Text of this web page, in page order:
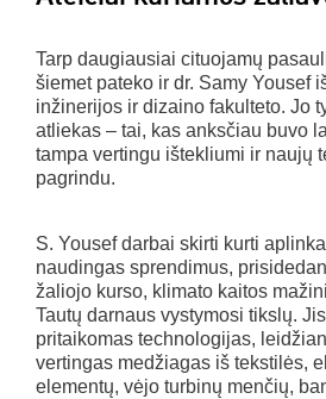
Tarp daugiausiai cituojamų
šiemet pateko ir dr. Samy Yousef
inžinerijos ir dizaino fakulteto. Jo
atliekas – tai, kas anksčiau buvo
tampa vertingu ištekliumi ir naujų
pagrindu.
S. Yousef darbai skirti kurti
naudingas sprendimus,
žaliojo kurso, klimato kaitos
Tautų darnaus vystymosi tikslų.
pritaikomas technologijas,
vertingas medžiagas iš tekstilės,
elementų, vėjo turbinų menčių,